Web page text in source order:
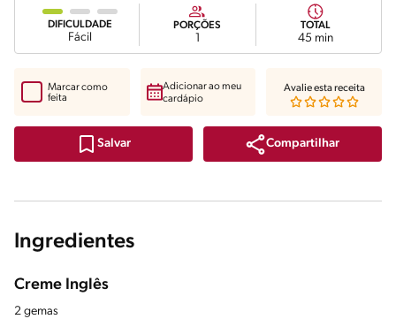
DIFICULDADE
Fácil
PORÇÕES
1
TOTAL
45 min
Salvar Compartilhar
Marcar como
feita
Adicionar ao meu
cardápio
Avalie esta receita
Ingredientes
Creme Inglês
2 gemas